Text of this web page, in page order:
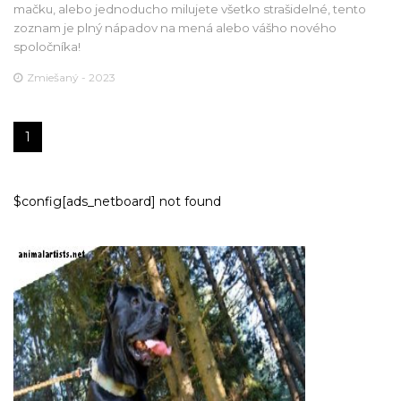
mačku, alebo jednoducho milujete všetko strašidelné, tento
zoznam je plný nápadov na mená alebo vášho nového
spoločníka!
Zmiešaný - 2023
1
$config[ads_netboard] not found